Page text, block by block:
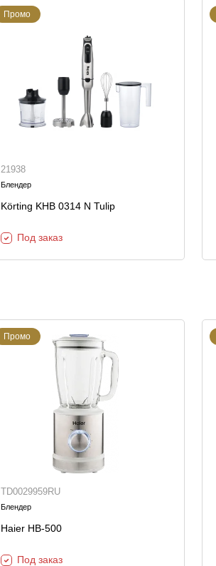
Промо
21938
Блендер
Körting KHB 0314 N Tulip
Под заказ
Промо
TD0029959RU
Блендер
Haier HB-500
Под заказ